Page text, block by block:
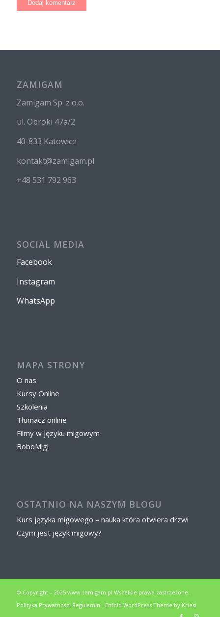
ZAMIGAM
Zamigam Sp. z o.o.
ul. Obroki 47a/2
40-833 Katowice
kontakt@zamigam.pl
+48 531 792 963
SOCIAL MEDIA
Facebook
Instagram
WhatsApp
MAPA STRONY
O nas
Kursy Online
Szkolenia
Tłumacz online
Filmy w języku migowym
BoboMigi
OSTATNIO NA NASZYM BLOGU
Kurs języka migowego – nauka która otwiera drzwi
Czym jest język migowy?
© Copyright – 2025 www.zamigam.pl Wszelkie prawa zastrzeżone.
Polityka Prywatności Regulamin - Enfold WordPress Theme by Kriesi